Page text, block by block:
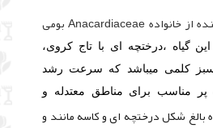
پر درختچه ای خزان کننده از خانواده Anacardiaceae بومی
این گیاه ،درختچه ای با تاج کروی،
سبز کلمی میباشد که سرعت رشد
مناسب برای مناطق معتدله و
بالغ شکل درختچه ای و کاسه مانند و